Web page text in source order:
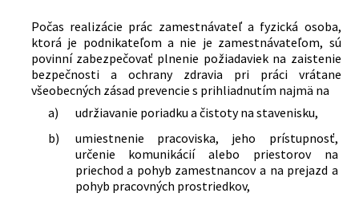
Počas realizácie prác zamestnávateľ a fyzická osoba,
ktorá je podnikateľom a nie je zamestnávateľom, sú
povinní zabezpečovať plnenie požiadaviek na zaistenie
bezpečnosti a ochrany zdravia pri práci vrátane
všeobecných zásad prevencie s prihliadnutím najmä na
a)
udržiavanie poriadku a čistoty na stavenisku,
b)
umiestnenie pracoviska, jeho prístupnosť,
určenie komunikácií alebo priestorov na
priechod a pohyb zamestnancov a na prejazd a
pohyb pracovných prostriedkov,